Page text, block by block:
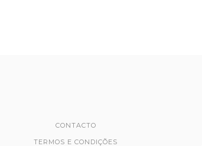
CONTACTO
TERMOS E CONDIÇÕES